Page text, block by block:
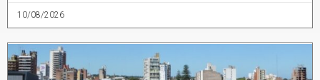
10/08/2026